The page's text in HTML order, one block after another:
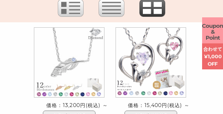
価格：13,200円(税込) ～ 価格：15,400円(税込) ～